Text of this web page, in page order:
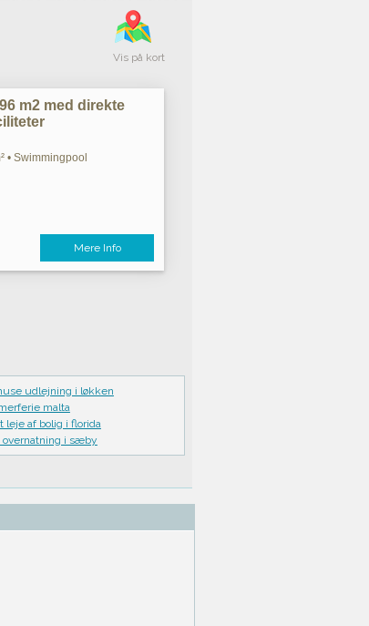
Vis på kort
m2 med direkte
• Swimmingpool
Mere Info
udlejning i løkken
malta
leje af bolig i florida
overnatning i sæby